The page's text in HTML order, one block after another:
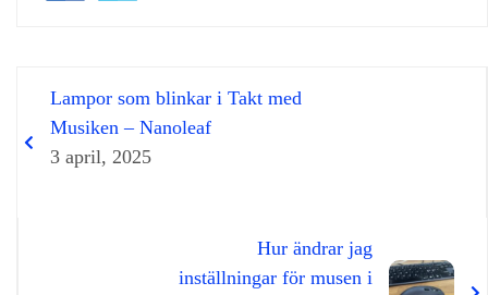
Lampor som blinkar i Takt med
Musiken – Nanoleaf
3 april, 2025
Hur ändrar jag
inställningar för musen i